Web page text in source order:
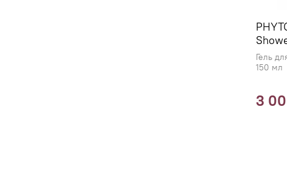
Гель
150 мл
3